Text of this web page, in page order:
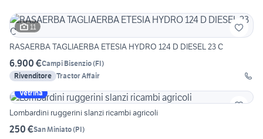
11
RASAERBA TAGLIAERBA ETESIA HYDRO 124 D DIESEL 23 C
6.900 €Campi Bisenzio(FI)
Rivenditore Tractor Affair
Vetrina
Lombardini ruggerini slanzi ricambi agricoli
250 €San Miniato(PI)